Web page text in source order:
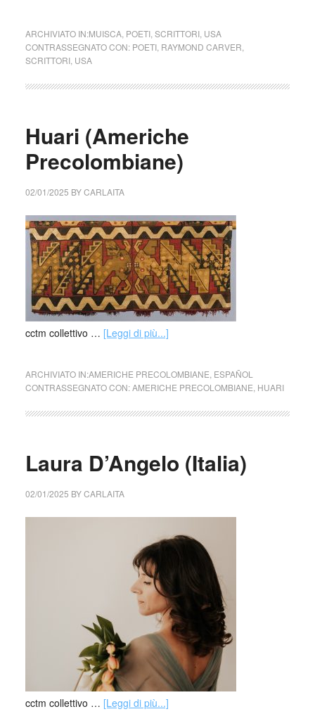
ARCHIVIATO IN:MUISCA, POETI, SCRITTORI, USA
CONTRASSEGNATO CON: POETI, RAYMOND CARVER
SCRITTORI, USA
Huari (Americhe
Precolombiane)
02/01/2025 BYCARLAITA
cctm collettivo … [Leggi di più...]
ARCHIVIATO IN:AMERICHE PRECOLOMBIANE ESPAÑOL
CONTRASSEGNATO CON:AMERICHE PRECOLOMBIANE HUARI
Laura D’Angelo (Italia)
02/01/2025 BYCARLAITA
cctm collettivo … [Leggi di più...]